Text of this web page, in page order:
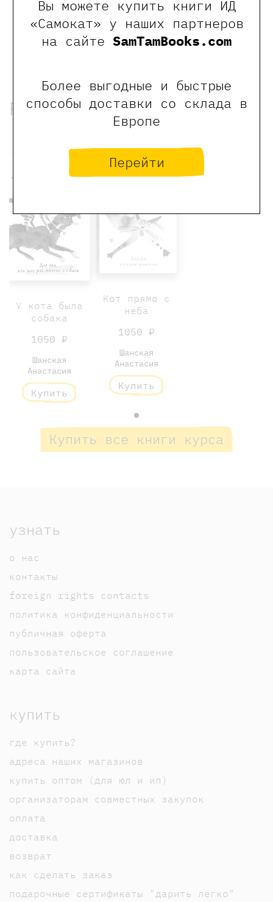
Вы можете купить книги ИД
«Самокат» у наших партнеров
на сайте SamTamBooks.com
Более выгодные и быстрые
способы доставки со склада в
Европе
Перейти
Ведёт канал, посвященный Фиме - коту
прямо с неба
Рекомендованные книги
У кота была
собака
1050 ₽
Шанская
Анастасия
Купить
Хит
Кот прямо с
неба
1050 ₽
Шанская
Анастасия
Купить
Купить все книги курса
узнать
о нас
контакты
foreign rights contacts
политика конфиденциальности
публичная оферта
пользовательское соглашение
карта сайта
купить
где купить?
адреса наших магазинов
купить оптом (для юл и ип)
организаторам совместных закупок
оплата
доставка
возврат
как сделать заказ
подарочные сертификаты "дарить легко"